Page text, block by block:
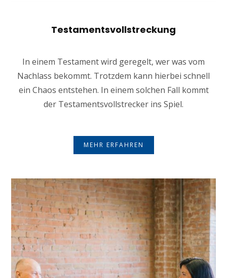
Testamentsvollstreckung
In einem Testament wird geregelt, wer was vom
Nachlass bekommt. Trotzdem kann hierbei schnell
ein Chaos entstehen. In einem solchen Fall kommt
der Testamentsvollstrecker ins Spiel.
MEHR ERFAHREN